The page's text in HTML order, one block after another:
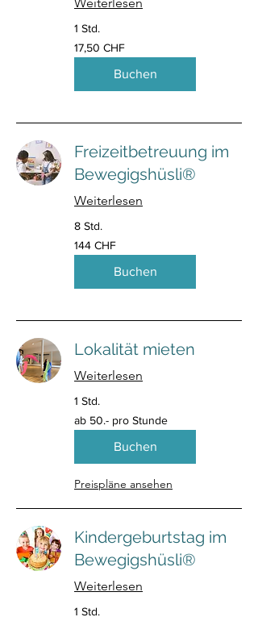
1 Std.
17,50
Schweizer
Franken
17,50 CHF
Buchen
Freizeitbetreuung im
Bewegigshüsli®
Weiterlesen
8 Std.
144
Schweizer
Franken
144 CHF
Buchen
Lokalität mieten
Weiterlesen
1 Std.
ab
50.-
pro
ab 50.- pro Stunde
Buchen
Preispläne ansehen
Kindergeburtstag im
Bewegigshüsli®
Weiterlesen
1 Std.